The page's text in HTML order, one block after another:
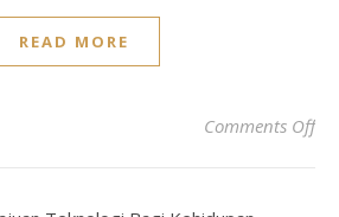
READ MORE
Comments Offon